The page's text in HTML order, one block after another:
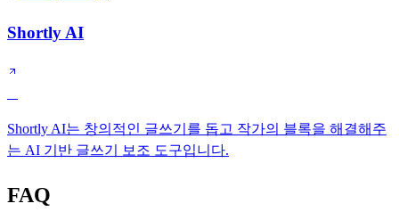
Shortly AI
Shortly AI는 창의적인 글쓰기를 돕고 작가의 블록을 해결해주
는 AI 기반 글쓰기 보조 도구입니다.
FAQ